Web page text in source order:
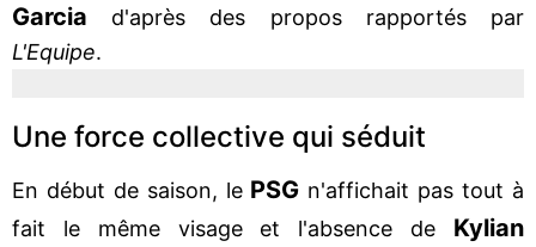
Garcia d'après des propos rapportés par
L'Equipe.
Une force collective qui séduit
En début de saison, le PSG n'affichait pas tout à
fait le même visage et l'absence de Kylian